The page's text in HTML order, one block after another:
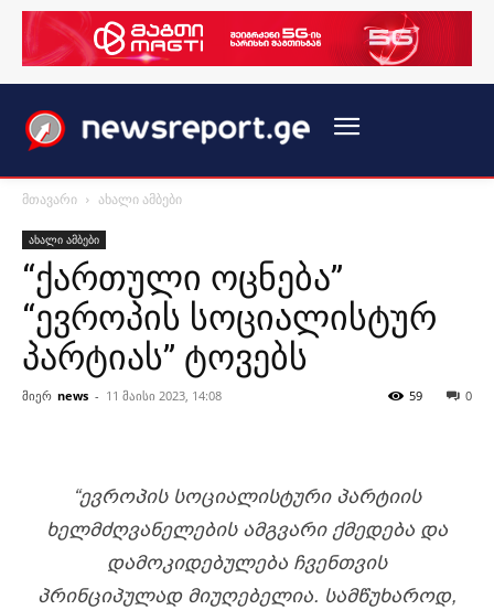
მთავარი ახალი ამბები
ახალი ამბები
“ქართული ოცნება”
“ევროპის სოციალისტურ
პარტიას” ტოვებს
მიერ news - 11 მაისი 2023, 14:08 0
59
“ᲔᲕᲠᲝᲞᲘᲡ ᲡᲝᲪᲘᲐᲚᲘᲡᲢᲣᲠᲘ ᲞᲐᲠᲢᲘᲘᲡ
ᲮᲔᲚᲛᲫᲦᲕᲐᲜᲔᲚᲔᲑᲘᲡ ᲐᲛᲒᲕᲐᲠᲘ ᲥᲛᲔᲓᲔᲑᲐ ᲓᲐ
ᲓᲐᲛᲝᲙᲘᲓᲔᲑᲣᲚᲔᲑᲐ ᲩᲕᲔᲜᲗᲕᲘᲡ
ᲞᲠᲘᲜᲪᲘᲞᲣᲚᲐᲓ ᲛᲘᲣᲦᲔᲑᲔᲚᲘᲐ. ᲡᲐᲛᲬᲣᲮᲐᲠᲝᲓ,